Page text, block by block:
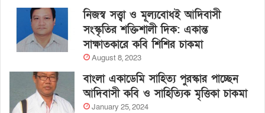
নিজস্ব সত্ত্বা ও মূল্যবোধই আদিবাসী
সংস্কৃতির শক্তিশালী দিক: একান্ত
সাক্ষাতকারে কবি শিশির চাকমা
August 8, 2023
বাংলা একাডেমি সাহিত্য পুরস্কার পাচ্ছেন
আদিবাসী কবি ও সাহিত্যিক মৃত্তিকা চাকমা
January 25, 2024